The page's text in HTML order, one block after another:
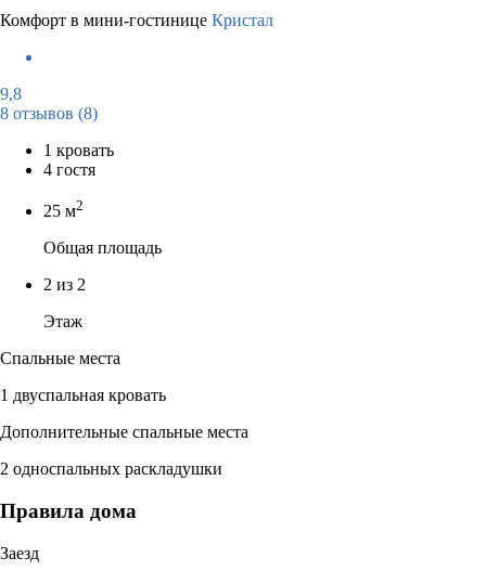
Комфорт в мини-гостинице Кристал
9,8
8 отзывов (8)
1 кровать
4 гостя
25 м2
Общая площадь
2 из 2
Этаж
Спальные места
1 двуспальная кровать
Дополнительные спальные места
2 односпальных раскладушки
Правила дома
Заезд